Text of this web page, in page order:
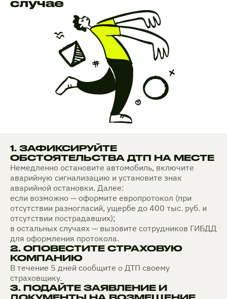
1. ЗАФИКСИРУЙТЕ
ОБСТОЯТЕЛЬСТВА ДТП НА МЕСТЕ
Немедленно остановите автомобиль, включите
аварийную сигнализацию и установите знак
аварийной остановки. Далее:
если возможно — оформите европротокол (при
отсутствии разногласий, ущербе до 400 тыс. руб. и
отсутствии пострадавших);
в остальных случаях — вызовите сотрудников ГИБДД
для оформления протокола.
2. ОПОВЕСТИТЕ СТРАХОВУЮ
КОМПАНИЮ
В течение 5 дней сообщите о ДТП своему
страховщику.
3. ПОДАЙТЕ ЗАЯВЛЕНИЕ И